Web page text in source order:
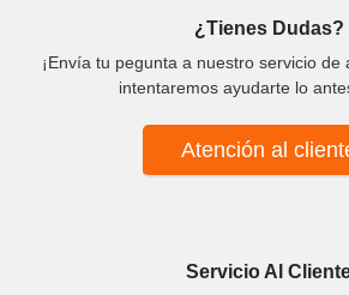
¿Tienes Dudas?
¡Envía tu pegunta a nuestro servicio de
intentaremos ayudarte lo
Atención al
Servicio Al